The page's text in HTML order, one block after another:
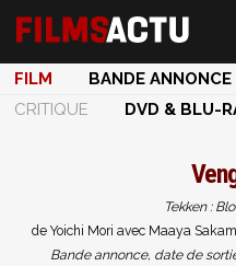
FILM BANDE ANNONCE
CRITIQUE
DVD & BLU-
Tekken :
de Yoichi Mori avec Maaya
Bande annonce, date de